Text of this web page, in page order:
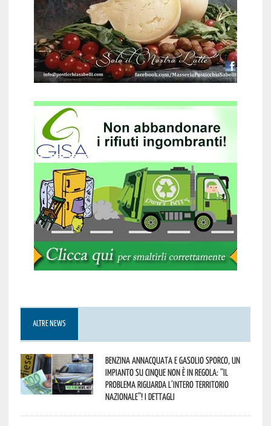
ALTRE NEWS
Benzina annacquata e gasolio sporco, un
impianto su cinque non è in regola: “il
problema riguarda l’intero territorio
Nazionale”! I dettagli